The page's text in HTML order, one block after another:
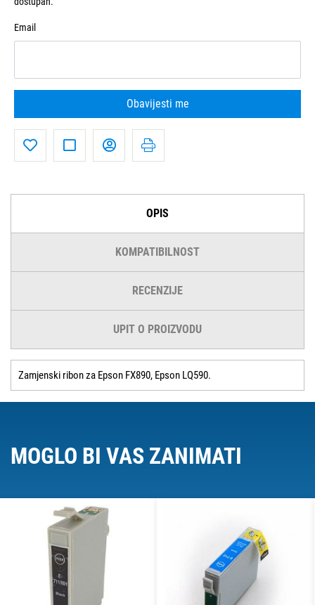
Email
Obavijesti me
OPIS
KOMPATIBILNOST
RECENZIJE
UPIT O PROIZVODU
Zamjenski ribon za Epson FX890, Epson LQ590.
MOGLO BI VAS ZANIMATI